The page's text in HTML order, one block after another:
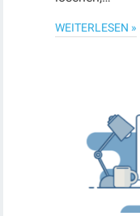
WEITERLESEN »